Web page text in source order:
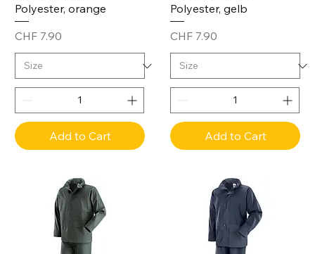
Polyester, orange
Price
CHF 7.90
Add to Cart
Polyester, gelb
Price
CHF 7.90
Add to Cart